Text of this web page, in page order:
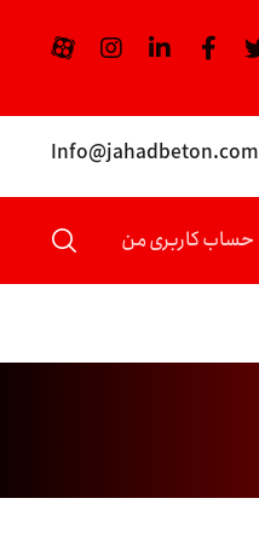
Info@jahadbeton.com
حساب کاربری من